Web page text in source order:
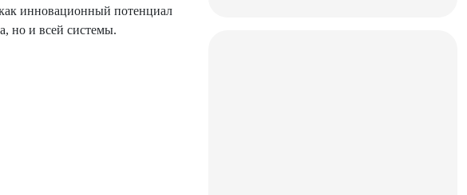
инновационный потенциал
но и всей системы.